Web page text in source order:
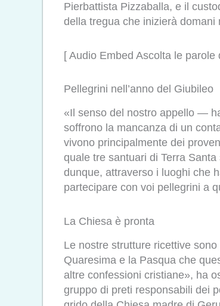
Pierbattista Pizzaballa, e il
della tregua che inizierà
[ Audio Embed Ascolta le
Pellegrini nell’anno del Giubileo
«Il senso del nostro appello —
soffrono la mancanza di un
vivono principalmente dei
quale tre santuari di Terra
dunque, attraverso i luoghi che
partecipare con voi pellegrini a
La Chiesa è pronta
Le nostre strutture ricettive
Quaresima e la Pasqua che
altre confessioni cristiane», ha
gruppo di preti responsabili dei